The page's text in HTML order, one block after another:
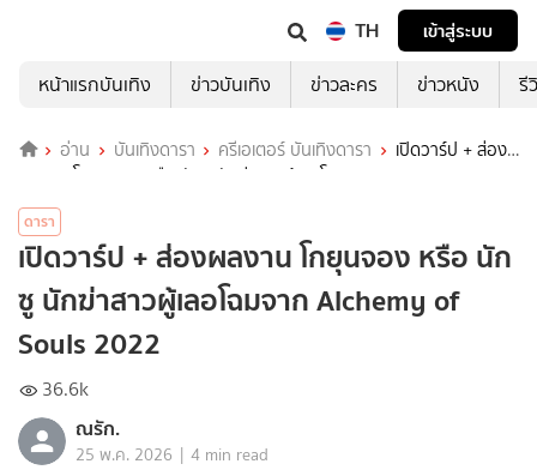
TH
เข้าสู่ระบบ
หน้าแรกบันเทิง
ข่าวบันเทิง ข่าวละคร ข่าวหนัง รี
อ่าน บันเทิงดารา ครีเอเตอร์ บันเทิงดารา
เปิดวาร์ป + ส่อง
ผลงาน โกยุนจอง หรือ นักซู นักฆ่าสาวผู้เลอโฉมจาก Alchemy of Souls
ดารา
เปิดวาร์ป + ส่องผลงาน โกยุนจอง หรือ นัก
ซู นักฆ่าสาวผู้เลอโฉมจาก Alchemy of
Souls 2022
36.6k
ณรัก.
25 พ.ค. 2026 | 4 min read